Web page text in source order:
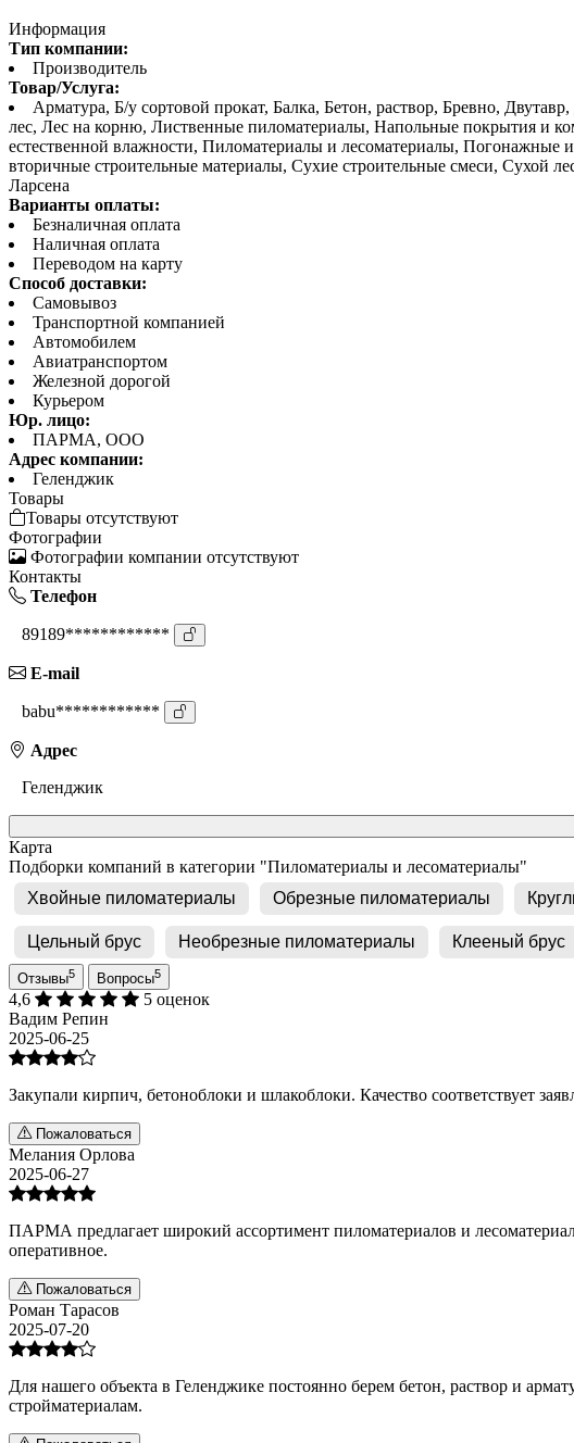
Информация
Тип компании:
Производитель
Товар/Услуга:
Арматура, Б/у сортовой прокат, Балка, Бетон, раствор, Бревно,
лес, Лес на корню, Лиственные пиломатериалы, Напольные покрытия и
естественной влажности, Пиломатериалы и лесоматериалы,
вторичные строительные материалы, Сухие строительные смеси,
Ларсена
Варианты оплаты:
Безналичная оплата
Наличная оплата
Переводом на карту
Способ доставки:
Самовывоз
Транспортной компанией
Автомобилем
Авиатранспортом
Железной дорогой
Курьером
Юр. лицо:
ПАРМА, ООО
Адрес компании:
Геленджик
Товары
Товары отсутствуют
Фотографии
Фотографии компании отсутствуют
Контакты
Телефон
89189************
E-mail
babu************
Адрес
Геленджик
Карта
Подборки компаний в категории "Пиломатериалы и лесоматериалы"
Хвойные пиломатериалы
Обрезные пиломатериалы
Цельный брус Необрезные пиломатериалы Клееный брус
Отзывы5 Вопросы5
4,6
5 оценок
Вадим Репин
2025-06-25
Закупали кирпич, бетоноблоки и шлакоблоки. Качество соответствует
Пожаловаться
Мелания Орлова
2025-06-27
ПАРМА предлагает широкий ассортимент пиломатериалов и
оперативное.
Пожаловаться
Роман Тарасов
2025-07-20
Для нашего объекта в Геленджике постоянно берем бетон, раствор и
стройматериалам.